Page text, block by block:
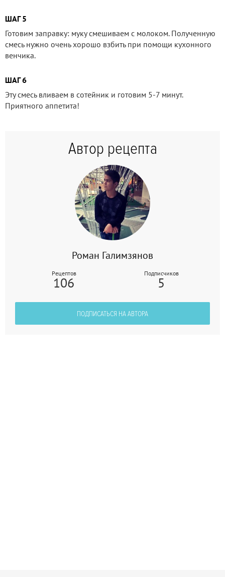
ШАГ 5
Готовим заправку: муку смешиваем с молоком. Полученную
смесь нужно очень хорошо взбить при помощи кухонного
венчика.
ШАГ 6
Эту смесь вливаем в сотейник и готовим 5-7 минут.
Приятного аппетита!
Автор рецепта
Роман Галимзянов
Рецептов
106
Подписчиков
5
ПОДПИСАТЬСЯ НА АВТОРА